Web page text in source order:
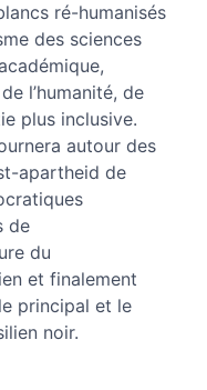
ré-humanisés
des sciences
l’humanité, de
plus inclusive.
autour des
apartheid de
de
du
et finalement
principal et le
noir.